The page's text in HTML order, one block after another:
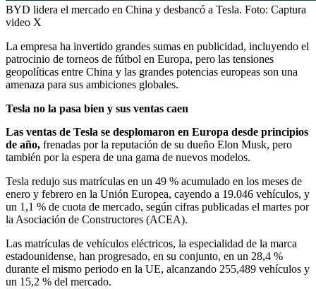
BYD lidera el mercado en China y desbancó a Tesla. Foto: Captura
video X
La empresa ha invertido grandes sumas en publicidad, incluyendo el
patrocinio de torneos de fútbol en Europa, pero las tensiones
geopolíticas entre China y las grandes potencias europeas son una
amenaza para sus ambiciones globales.
Tesla no la pasa bien y sus ventas caen
Las ventas de Tesla se desplomaron en Europa desde principios
de año, frenadas por la reputación de su dueño Elon Musk, pero
también por la espera de una gama de nuevos modelos.
Tesla redujo sus matrículas en un 49 % acumulado en los meses de
enero y febrero en la Unión Europea, cayendo a 19.046 vehículos, y
un 1,1 % de cuota de mercado, según cifras publicadas el martes por
la Asociación de Constructores (ACEA).
Las matrículas de vehículos eléctricos, la especialidad de la marca
estadounidense, han progresado, en su conjunto, en un 28,4 %
durante el mismo periodo en la UE, alcanzando 255,489 vehículos y
un 15,2 % del mercado.